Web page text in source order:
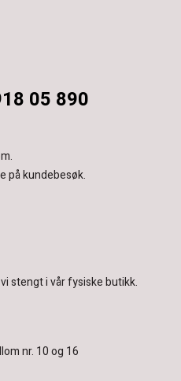
05 890
på kundebesøk.
stengt i vår fysiske butikk.
nr. 10 og 16